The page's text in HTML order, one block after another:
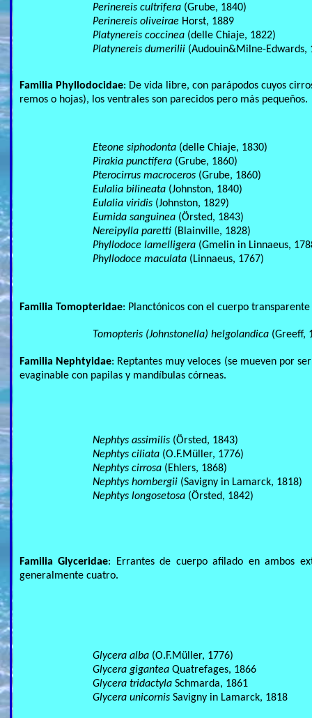
Perinereis cultrifera (Grube, 1840)
Perinereis oliveirae Horst, 1889
Platynereis coccinea (delle Chiaje, 1822)
Platynereis dumerilii (Audouin&Milne-Edwards,
Familia Phyllodocidae: De vida libre, con parápodos cuyos
remos o hojas), los ventrales son parecidos pero más pequeños.
Eteone siphodonta (delle Chiaje, 1830)
Pirakia punctifera (Grube, 1860)
Pterocirrus macroceros (Grube, 1860)
Eulalia bilineata (Johnston, 1840)
Eulalia viridis (Johnston, 1829)
Eumida sanguinea (Örsted, 1843)
Nereipylla paretti (Blainville, 1828)
Phyllodoce lamelligera (Gmelin in Linnaeus,
Phyllodoce maculata (Linnaeus, 1767)
Familia Tomopteridae: Planctónicos con el cuerpo
Tomopteris (Johnstonella) helgolandica (Greeff,
Familia Nephtyidae: Reptantes muy veloces (se mueven por
evaginable con papilas y mandíbulas córneas.
Nephtys assimilis (Örsted, 1843)
Nephtys ciliata (O.F.Müller, 1776)
Nephtys cirrosa (Ehlers, 1868)
Nephtys hombergii (Savigny in Lamarck, 1818)
Nephtys longosetosa (Örsted, 1842)
Familia Glyceridae: Errantes de cuerpo afilado en ambos
generalmente cuatro.
Glycera alba (O.F.Müller, 1776)
Glycera gigantea Quatrefages, 1866
Glycera tridactyla Schmarda, 1861
Glycera unicornis Savigny in Lamarck, 1818